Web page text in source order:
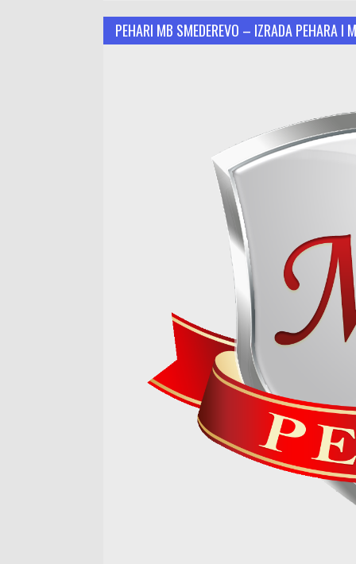
PEHARI MB SMEDEREVO – IZRADA PEHARA I